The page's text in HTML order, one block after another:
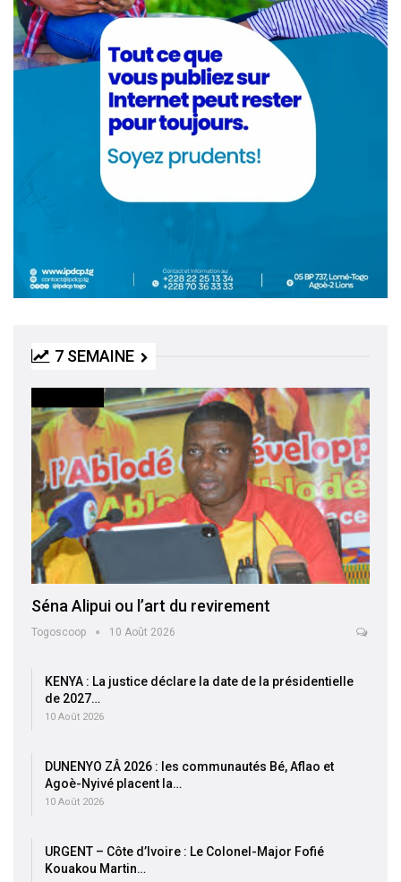
7 SEMAINE
Séna Alipui ou l’art du revirement
Togoscoop 10 Août 2026
KENYA : La justice déclare la date de la présidentielle
de 2027…
10 Août 2026
DUNENYO ZÂ 2026 : les communautés Bé, Aflao et
Agoè-Nyivé placent la…
10 Août 2026
URGENT – Côte d’Ivoire : Le Colonel-Major Fofié
Kouakou Martin…